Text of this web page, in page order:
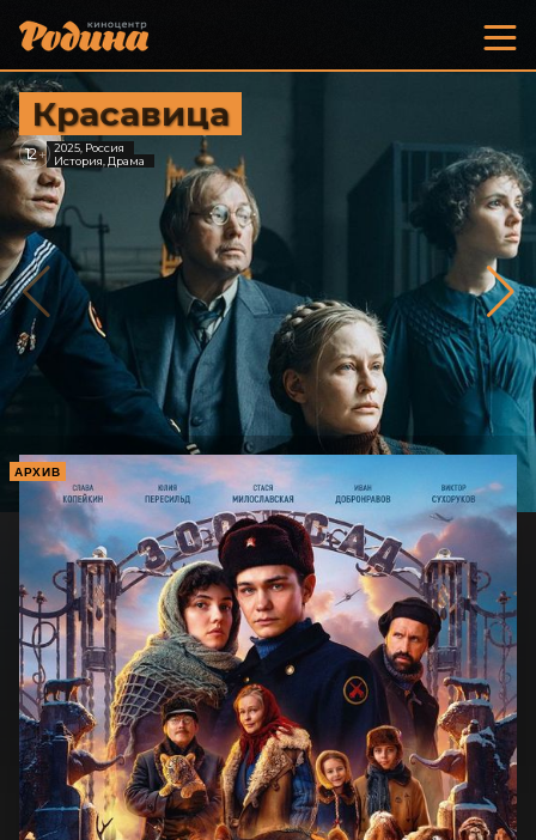
Красавица
12+ 2025, Россия
История, Драма
АРХИВ